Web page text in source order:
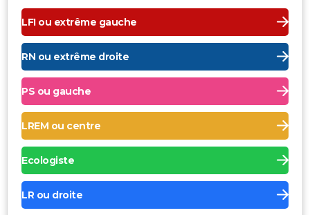
LFI ou extrême gauche
RN ou extrême droite
PS ou gauche
LREM ou centre
Ecologiste
LR ou droite